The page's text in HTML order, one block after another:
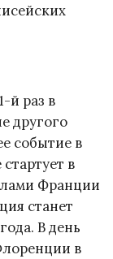
й раз в
другого
событие в
в
Франции
станет
В день
в